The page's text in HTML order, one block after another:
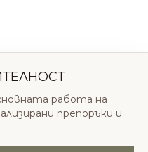
работа на
препоръки и